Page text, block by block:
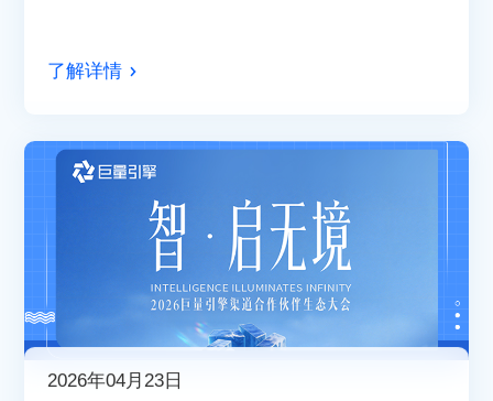
了解详情
2026年04月23日